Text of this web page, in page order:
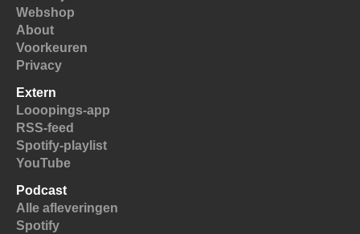
Webshop
About
Voorkeuren
Privacy
Extern
Looopings-app
RSS-feed
Spotify-playlist
YouTube
Podcast
Alle afleveringen
Spotify